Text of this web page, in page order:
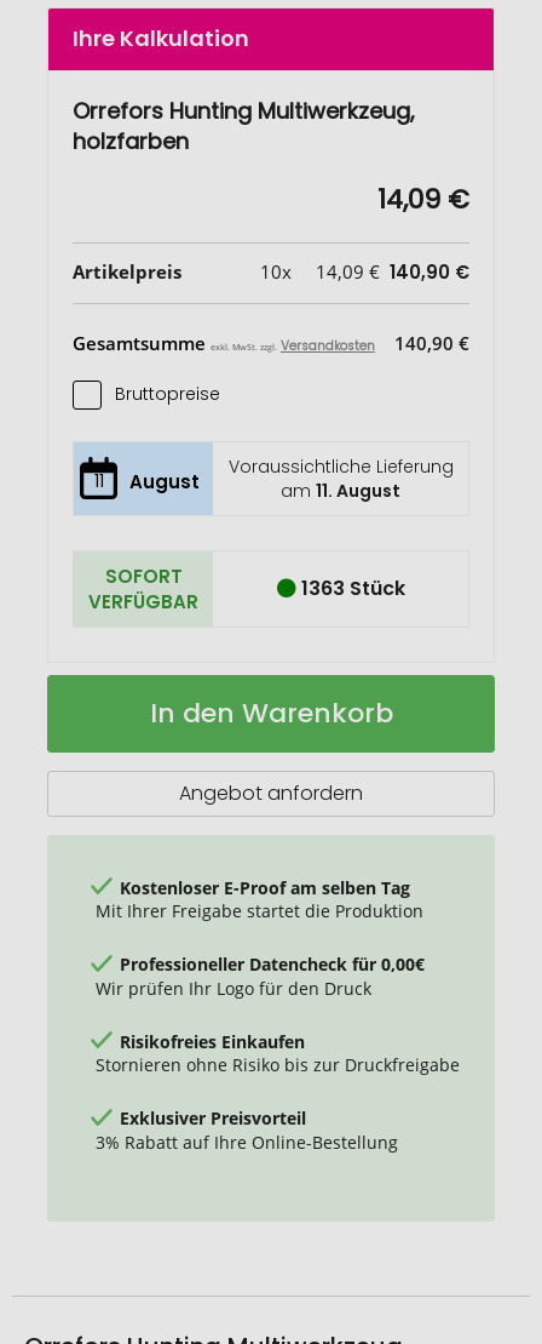
Ihre Kalkulation
Orrefors Hunting Multiwerkzeug,
holzfarben
14,09 €
Artikelpreis 10x 14,09 € 140,90 €
Gesamtsumme exkl. MwSt. zzgl. Versandkosten 140,90 €
Bruttopreise
11 August
Voraussichtliche Lieferung
am11. August
SOFORT
VERFÜGBAR
1363 Stück
Orrefors
Auf
In den Warenkorb
Angebot anfordern
Kostenloser E-Proof am selben Tag
Mit Ihrer Freigabe startet die Produktion
Professioneller Datencheck für 0,00€
Wir prüfen Ihr Logo für den Druck
Risikofreies Einkaufen
Stornieren ohne Risiko bis zur Druckfreigabe
Exklusiver Preisvorteil
3% Rabatt auf Ihre Online-Bestellung